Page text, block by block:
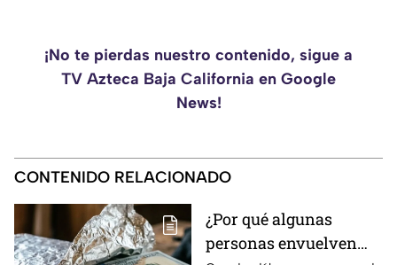
¡No te pierdas nuestro contenido, sigue a
TV Azteca Baja California en Google
News!
CONTENIDO RELACIONADO
¿Por qué algunas
personas envuelven